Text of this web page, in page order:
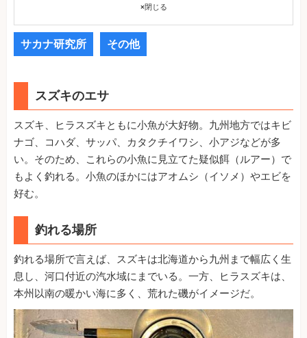
×閉じる
サカナ研究所 その他
スズキのエサ
スズキ、ヒラスズキともに小魚が大好物。九州地方ではキビ
ナゴ、コハダ、サッパ、カタクチイワシ、小アジなどが多
い。そのため、これらの小魚に見立てた疑似餌（ルアー）で
もよく釣れる。小魚のほかにはアオムシ（イソメ）やエビを
好む。
釣れる場所
釣れる場所で言えば、スズキは北海道から九州まで幅広く生
息し、河口付近の汽水域にまでいる。一方、ヒラスズキは、
本州以南の暖かい海に多く、荒れた磯がイメージだ。